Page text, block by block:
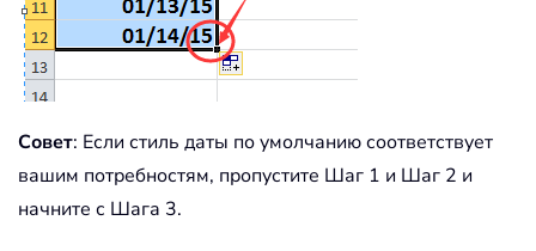
Совет: Если стиль даты по умолчанию соответствует
вашим потребностям, пропустите Шаг 1 и Шаг 2 и
начните с Шага 3.